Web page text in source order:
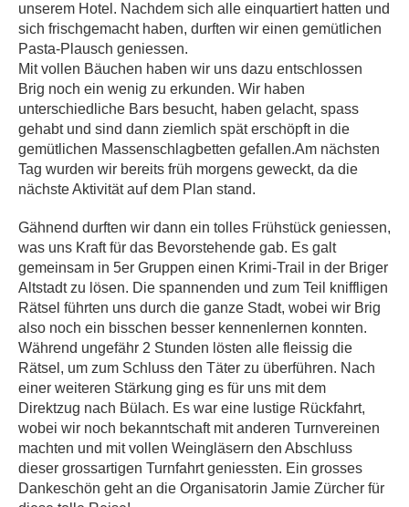
unserem Hotel. Nachdem sich alle einquartiert hatten und
sich frischgemacht haben, durften wir einen gemütlichen
Pasta-Plausch geniessen.
Mit vollen Bäuchen haben wir uns dazu entschlossen
Brig noch ein wenig zu erkunden. Wir haben
unterschiedliche Bars besucht, haben gelacht, spass
gehabt und sind dann ziemlich spät erschöpft in die
gemütlichen Massenschlagbetten gefallen.Am nächsten
Tag wurden wir bereits früh morgens geweckt, da die
nächste Aktivität auf dem Plan stand.
Gähnend durften wir dann ein tolles Frühstück geniessen,
was uns Kraft für das Bevorstehende gab. Es galt
gemeinsam in 5er Gruppen einen Krimi-Trail in der Briger
Altstadt zu lösen. Die spannenden und zum Teil kniffligen
Rätsel führten uns durch die ganze Stadt, wobei wir Brig
also noch ein bisschen besser kennenlernen konnten.
Während ungefähr 2 Stunden lösten alle fleissig die
Rätsel, um zum Schluss den Täter zu überführen. Nach
einer weiteren Stärkung ging es für uns mit dem
Direktzug nach Bülach. Es war eine lustige Rückfahrt,
wobei wir noch bekanntschaft mit anderen Turnvereinen
machten und mit vollen Weingläsern den Abschluss
dieser grossartigen Turnfahrt geniessten. Ein grosses
Dankeschön geht an die Organisatorin Jamie Zürcher für